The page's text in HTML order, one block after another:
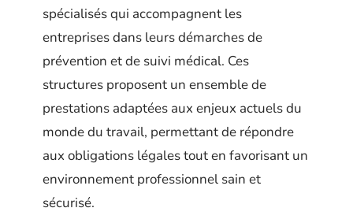
spécialisés qui accompagnent les
entreprises dans leurs démarches de
prévention et de suivi médical. Ces
structures proposent un ensemble de
prestations adaptées aux enjeux actuels du
monde du travail, permettant de répondre
aux obligations légales tout en favorisant un
environnement professionnel sain et
sécurisé.